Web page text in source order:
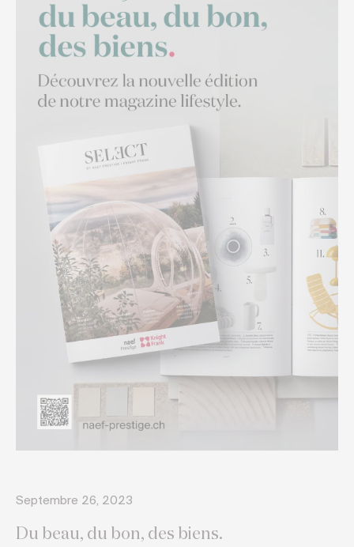
Septembre 26, 2023
Du beau, du bon, des biens.